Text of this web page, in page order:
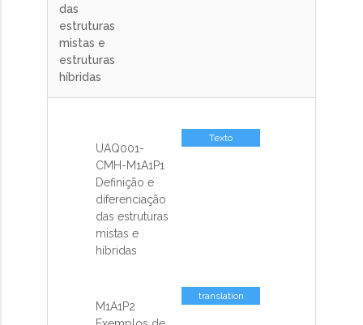
das
estruturas
mistas e
estruturas
híbridas
UAQ001-
CMH-M1A1P1
Definição e
diferenciação
das estruturas
mistas e
híbridas
Texto
M1A1P2
translation